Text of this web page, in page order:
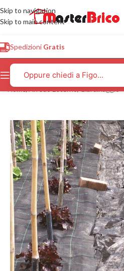
Skip to navigation
Skip to main content
Spedizioni Gratis
Home/Arredo Esterno/Giardinaggio